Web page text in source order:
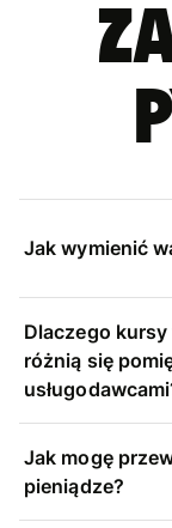
Jak wymienić
Dlaczego
różnią się
Jak mogę
pieniądze?